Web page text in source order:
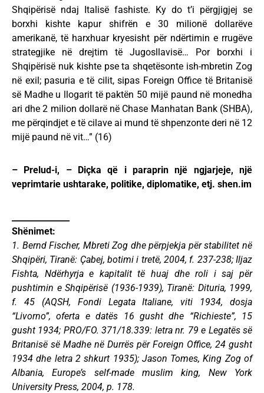
Shqipërisë ndaj Italisë fashiste. Ky do t’i përgjigjej se
borxhi kishte kapur shifrën e 30 milionë dollarëve
amerikanë, të harxhuar kryesisht për ndërtimin e rrugëve
strategjike në drejtim të Jugosllavisë… Por borxhi i
Shqipërisë nuk kishte pse ta shqetësonte ish-mbretin Zog
në exil; pasuria e të cilit, sipas Foreign Office të Britanisë
së Madhe u llogarit të paktën 50 mijë paund në monedha
ari dhe 2 milion dollarë në Chase Manhatan Bank (SHBA),
me përqindjet e të cilave ai mund të shpenzonte deri në 12
mijë paund në vit…” (16)
– Prelud-i, – Diçka që i paraprin një ngjarjeje, një
veprimtarie ushtarake, politike, diplomatike, etj. shen.im
Shënimet:
1. Bernd Fischer, Mbreti Zog dhe përpjekja për stabilitet në
Shqipëri, Tiranë: Çabej, botimi i tretë, 2004, f. 237-238; Iljaz
Fishta, Ndërhyrja e kapitalit të huaj dhe roli i saj për
pushtimin e Shqipërisë (1936-1939), Tiranë: Dituria, 1999,
f. 45 (AQSH, Fondi Legata Italiane, viti 1934, dosja
“Livorno”, oferta e datës 16 gusht dhe “Richieste”, 15
gusht 1934; PRO/FO. 371/18.339: letra nr. 79 e Legatës së
Britanisë së Madhe në Durrës për Foreign Office, 24 gusht
1934 dhe letra 2 shkurt 1935); Jason Tomes, King Zog of
Albania, Europe’s self-made muslim king, New York
University Press, 2004, p. 178.